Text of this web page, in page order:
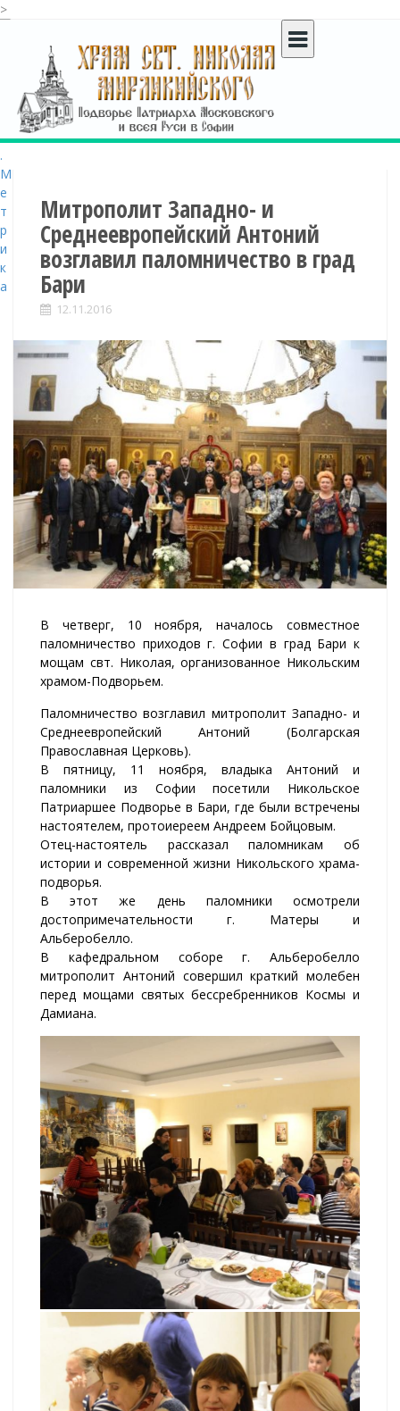
>
c
o
n
t
e
n
t
Митрополит Западно- и
Среднеевропейский Антоний
возглавил паломничество в град
Бари
12.11.2016
В четверг, 10 ноября, началось совместное
паломничество приходов г. Софии в град Бари к
мощам свт. Николая, организованное Никольским
храмом-Подворьем.
Паломничество возглавил митрополит Западно- и
Среднеевропейский Антоний (Болгарская
Православная Церковь).
В пятницу, 11 ноября, владыка Антоний и
паломники из Софии посетили Никольское
Патриаршее Подворье в Бари, где были встречены
настоятелем, протоиереем Андреем Бойцовым.
Отец-настоятель рассказал паломникам об
истории и современной жизни Никольского храма-
подворья.
В этот же день паломники осмотрели
достопримечательности г. Матеры и
Альберобелло.
В кафедральном соборе г. Альберобелло
митрополит Антоний совершил краткий молебен
перед мощами святых бессребренников Космы и
Дамиана.